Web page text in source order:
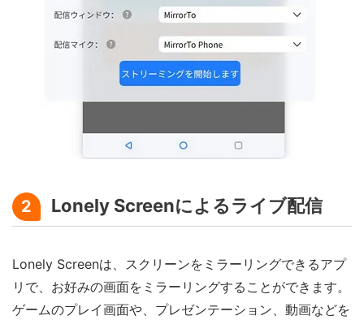
2 Lonely Screenによるライブ配信
Lonely Screenは、スクリーンをミラーリングできるアプ
リで、お好みの画面をミラーリングすることができます。
ゲームのプレイ画面や、プレゼンテーション、動画などを